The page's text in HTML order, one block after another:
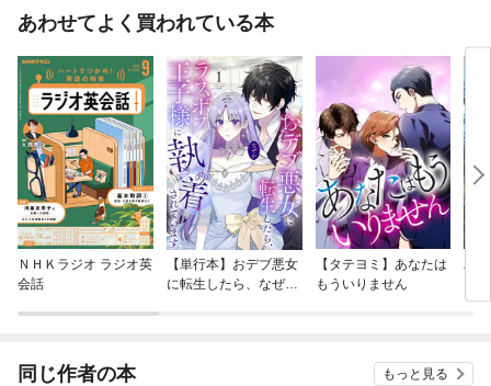
あわせてよく買われている本
ＮＨＫラジオ ラジオ英
会話
【単行本】おデブ悪女
に転生したら、なぜか
【タテヨミ】あなたは
もういりません
バ
今
同じ作者の本 もっと見る